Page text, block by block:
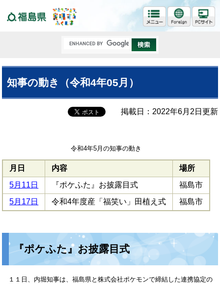
知事の動き（令和4年05月）
掲載日：2022年6月2日更新
令和4年5月の知事の動き
月日 内容
場所
5月11日
『ポケふた』お披露目式
福島市
5月17日
令和4年度産「福笑い」田植え式 福島市
『ポケふた』お披露目式
１１日、内堀知事は、福島県と株式会社ポケモンで締結した連携協定の